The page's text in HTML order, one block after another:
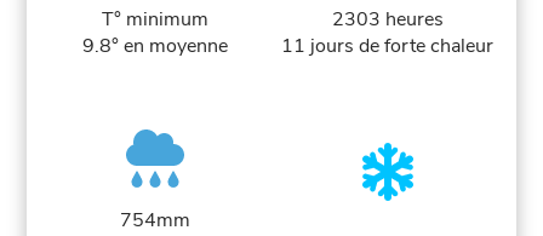
T° minimum
9.8° en moyenne
2303 heures
11 jours de forte chaleur
754mm